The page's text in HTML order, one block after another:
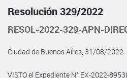
Resolución 329/2022
RESOL-2022-329-APN-
Ciudad de Buenos Aires, 31/08/2022
VISTO el Expediente N° EX-2022-